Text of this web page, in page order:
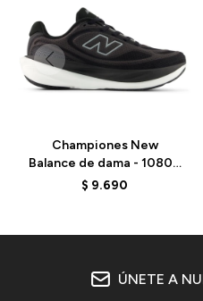
Championes New
Balance de dama - 1080 -
W1080815 - BLACK
$ 9.690
ÚNETE A